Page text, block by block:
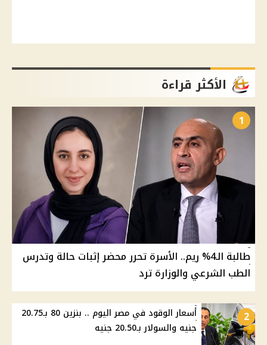
الأكثر قراءة
1
طالبة الـ4% ريم.. الأسرة تحرر محضر إثبات حالة وتدرس
الطب الشرعي والوزارة ترد
2
أسعار الوقود في مصر اليوم .. بنزين 80 بـ20.75
جنيه والسولار بـ20.50 جنيه